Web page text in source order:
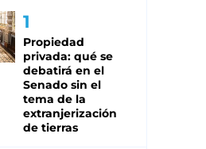
Propiedad
privada: qué se
debatirá en el
Senado sin el
tema de la
extranjerización
de tierras